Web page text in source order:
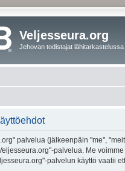
Veljesseura.org
Jehovan todistajat lähitarkastelussa
palvelua (jälkeenpäin "me",
palvelua. Me
palvelun käyttö vaatii